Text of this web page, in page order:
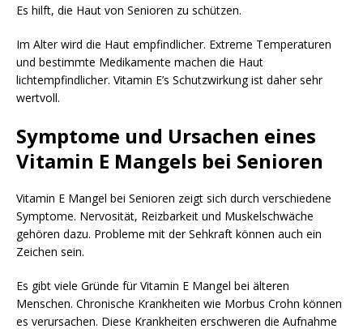
Es hilft, die Haut von Senioren zu schützen.
Im Alter wird die Haut empfindlicher. Extreme Temperaturen
und bestimmte Medikamente machen die Haut
lichtempfindlicher. Vitamin E’s Schutzwirkung ist daher sehr
wertvoll.
Symptome und Ursachen eines
Vitamin E Mangels bei Senioren
Vitamin E Mangel bei Senioren zeigt sich durch verschiedene
Symptome. Nervosität, Reizbarkeit und Muskelschwäche
gehören dazu. Probleme mit der Sehkraft können auch ein
Zeichen sein.
Es gibt viele Gründe für Vitamin E Mangel bei älteren
Menschen. Chronische Krankheiten wie Morbus Crohn können
es verursachen. Diese Krankheiten erschweren die Aufnahme